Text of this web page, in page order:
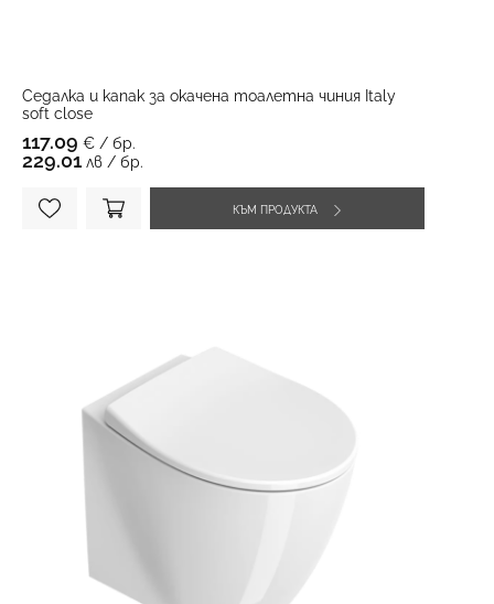
Седалка и капак за окачена тоалетна чиния Italy
soft close
117.09 € / бр.
229.01 лв / бр.
КЪМ ПРОДУКТА